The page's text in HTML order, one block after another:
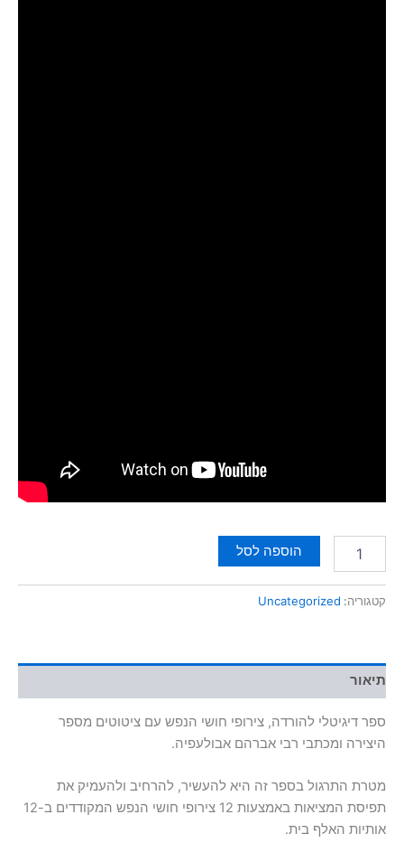
הוספה לסל
קטגוריה: Uncategorized
תיאור
ספר דיגיטלי להורדה, צירופי חושי הנפש עם ציטוטים מספר
היצירה ומכתבי רבי אברהם אבולעפיה.
מטרת התרגול בספר זה היא להעשיר, להרחיב ולהעמיק את
תפיסת המציאות באמצעות 12 צירופי חושי הנפש המקודדים ב-12
אותיות האלף בית.